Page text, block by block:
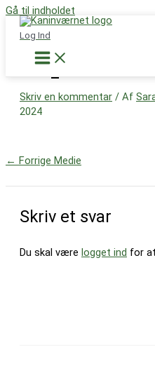
Gå til indholdet
Log Ind
Støt nu
IMG_5171
Skriv en kommentar / Af
2024
← Forrige Medie
Skriv et svar
Du skal være logget ind for